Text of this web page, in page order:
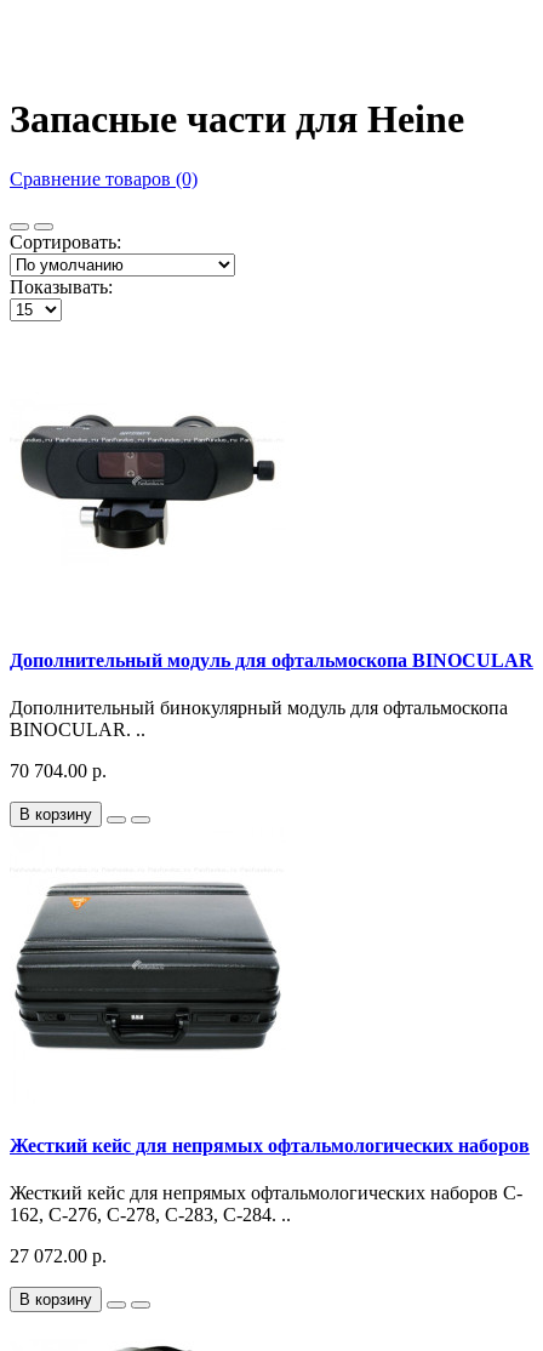
Запасные части для Heine
Сравнение товаров (0)
Сортировать:
Показывать:
Дополнительный модуль для офтальмоскопа BINOCULAR
Дополнительный бинокулярный модуль для офтальмоскопа
BINOCULAR. ..
70 704.00 р.
В корзину
Жесткий кейс для непрямых офтальмологических наборов
Жесткий кейс для непрямых офтальмологических наборов C-
162, C-276, C-278, C-283, C-284. ..
27 072.00 р.
В корзину